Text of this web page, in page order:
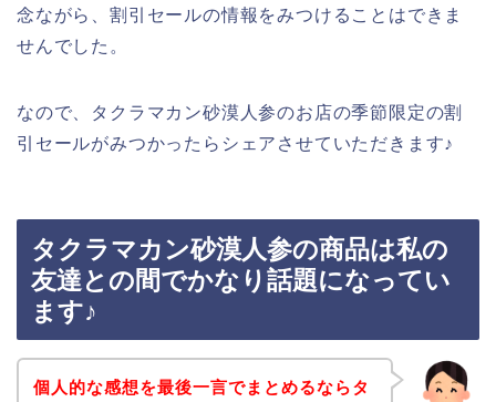
念ながら、割引セールの情報をみつけることはできま
せんでした。
なので、タクラマカン砂漠人参のお店の季節限定の割
引セールがみつかったらシェアさせていただきます♪
タクラマカン砂漠人参の商品は私の
友達との間でかなり話題になってい
ます♪
個人的な感想を最後一言でまとめるならタ